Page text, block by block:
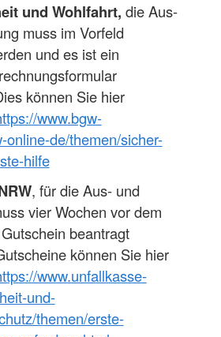
und Wohlfahrt, die Aus-
muss im Vorfeld
und es ist ein
können Sie hier
www.bgw-
online-de/themen/sicher-
hilfe
, für die Aus- und
vier Wochen vor dem
beantragt
können Sie hier
www.unfallkasse-
und-
themen/erste-